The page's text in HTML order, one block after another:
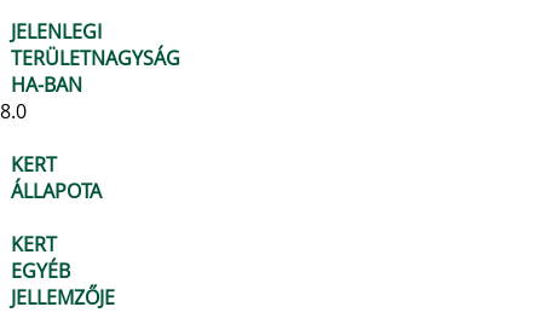
JELENLEGI
TERÜLETNAGYSÁG
HA-BAN
8.0
KERT
ÁLLAPOTA
KERT
EGYÉB
JELLEMZŐJE